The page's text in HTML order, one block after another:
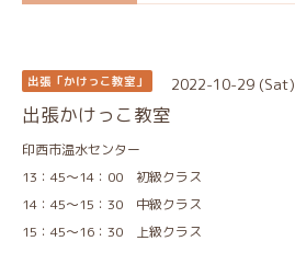
出張「かけっこ教室」 2022-10-29 (Sat)
出張かけっこ教室
印西市温水センター
13：45～14：00 初級クラス
14：45～15：30 中級クラス
15：45～16：30 上級クラス